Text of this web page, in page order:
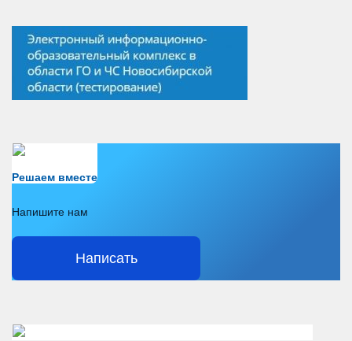
Решаем вместе
Напишите нам
Написать